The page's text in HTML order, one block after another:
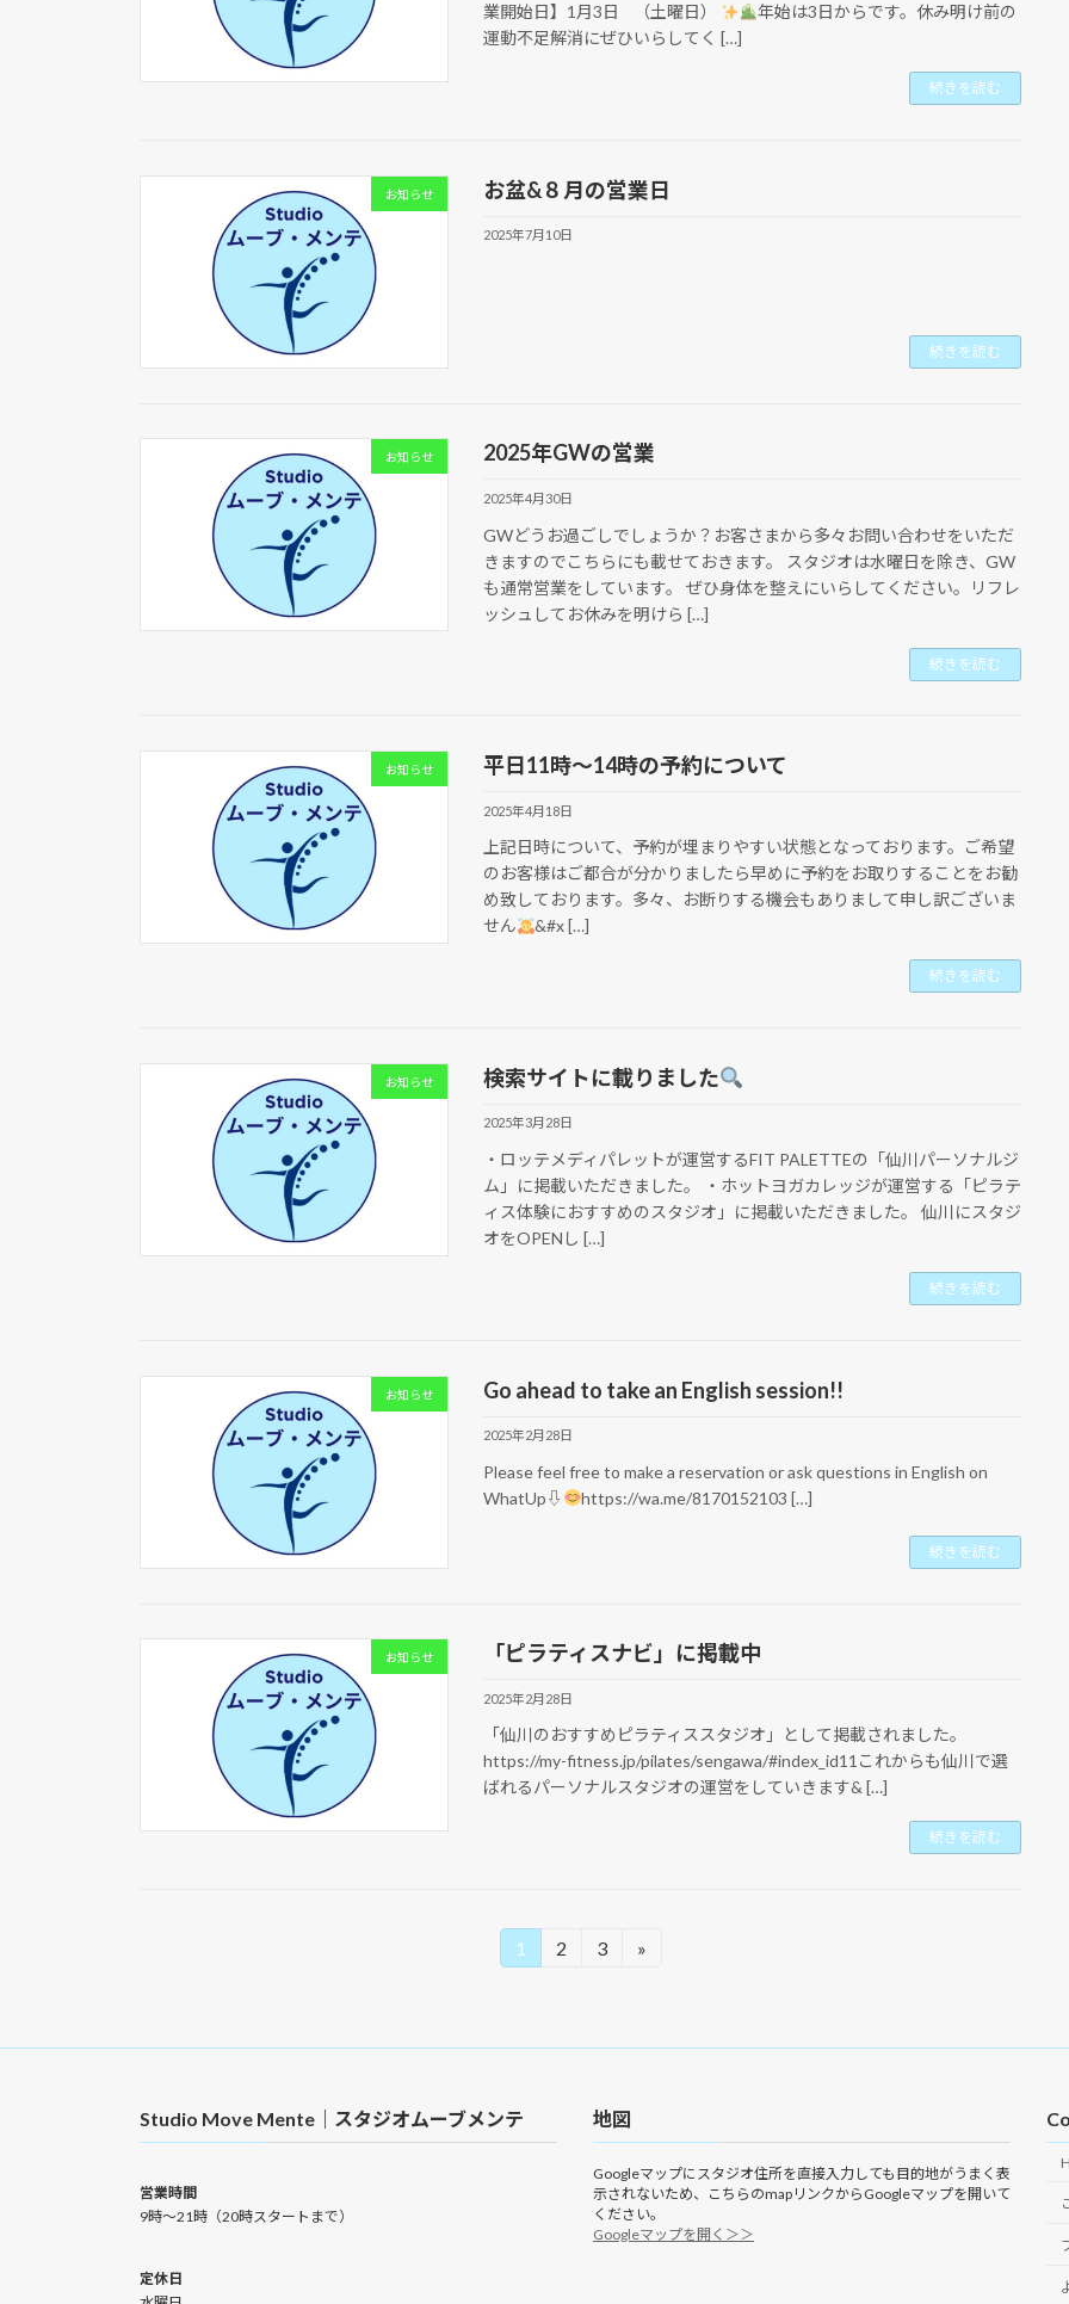
業開始日】1月3日 （土曜日）
年始は3日からです。休み明け前の
運動不足解消にぜひいらしてく […]
続きを読む
お知らせ お盆&８月の営業日
2025年7月10日
続きを読む
お知らせ 2025年GWの営業
2025年4月30日
GWどうお過ごしでしょうか？お客さまから多々お問い合わせをいただ
きますのでこちらにも載せておきます。 スタジオは水曜日を除き、GW
も通常営業をしています。 ぜひ身体を整えにいらしてください。リフレ
ッシュしてお休みを明けら […]
続きを読む
お知らせ 平日11時〜14時の予約について
2025年4月18日
上記日時について、予約が埋まりやすい状態となっております。ご希望
のお客様はご都合が分かりましたら早めに予約をお取りすることをお勧
め致しております。多々、お断りする機会もありまして申し訳ございま
せん
&#x […]
続きを読む
お知らせ 検索サイトに載りました
2025年3月28日
・ロッテメディパレットが運営するFIT PALETTEの「仙川パーソナルジ
ム」に掲載いただきました。 ・ホットヨガカレッジが運営する「ピラテ
ィス体験におすすめのスタジオ」に掲載いただきました。 仙川にスタジ
オをOPENし […]
続きを読む
お知らせ Go ahead to take an English session!!
2025年2月28日
Please feel free to make a reservation or ask questions in English on
WhatUp⇩
https://wa.me/8170152103 […]
続きを読む
お知らせ 「ピラティスナビ」に掲載中
2025年2月28日
「仙川のおすすめピラティススタジオ」として掲載されました。
https://my-fitness.jp/pilates/sengawa/#index_id11これからも仙川で選
ばれるパーソナルスタジオの運営をしていきます& […]
続きを読む
ナ
ゲ
ー
シ
ョ
固
1
固
2
固
3 »
Studio Move Mente｜スタジオムーブメンテ
営業時間
9時〜21時（20時スタートまで）
定休日
地図
Googleマップにスタジオ住所を直接入力しても目的地がうまく表
示されないため、こちらのmapリンクからGoogleマップを開いて
ください。
Googleマップを開く＞＞